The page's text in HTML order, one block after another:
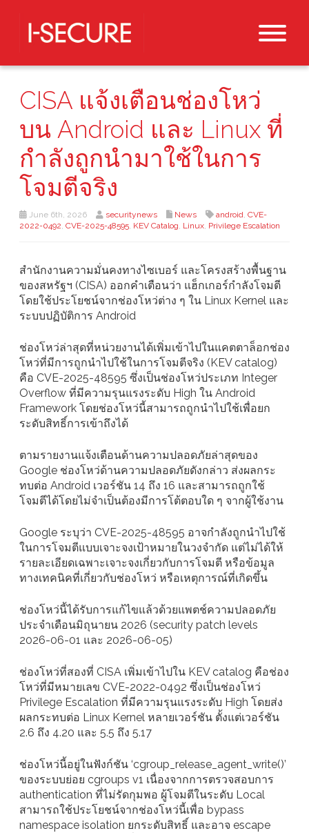
CISA แจ้งเตือนช่องโหว่
บน Android และ Linux ที่
กำลังถูกนำมาใช้ในการ
โจมตีจริง
June 6th, 2026 securitynews News android, CVE-
2022-0492, CVE-2025-48595, KEV Catalog, Linux, Privilege Escalation
สำนักงานความมั่นคงทางไซเบอร์ และโครงสร้างพื้นฐาน
ของสหรัฐฯ (CISA) ออกคำเตือนว่า แฮ็กเกอร์กำลังโจมตี
โดยใช้ประโยชน์จากช่องโหว่ต่าง ๆ ใน Linux Kernel และ
ระบบปฏิบัติการ Android
ช่องโหว่ล่าสุดที่หน่วยงานได้เพิ่มเข้าไปในแคตตาล็อกช่อง
โหว่ที่มีการถูกนำไปใช้ในการโจมตีจริง (KEV catalog)
คือ CVE-2025-48595 ซึ่งเป็นช่องโหว่ประเภท Integer
Overflow ที่มีความรุนแรงระดับ High ใน Android
Framework โดยช่องโหว่นี้สามารถถูกนำไปใช้เพื่อยก
ระดับสิทธิ์การเข้าถึงได้
ตามรายงานแจ้งเตือนด้านความปลอดภัยล่าสุดของ
Google ช่องโหว่ด้านความปลอดภัยดังกล่าว ส่งผลกระ
ทบต่อ Android เวอร์ชัน 14 ถึง 16 และสามารถถูกใช้
โจมตีได้โดยไม่จำเป็นต้องมีการโต้ตอบใด ๆ จากผู้ใช้งาน
Google ระบุว่า CVE-2025-48595 อาจกำลังถูกนำไปใช้
ในการโจมตีแบบเจาะจงเป้าหมายในวงจำกัด แต่ไม่ได้ให้
รายละเอียดเฉพาะเจาะจงเกี่ยวกับการโจมตี หรือข้อมูล
ทางเทคนิคที่เกี่ยวกับช่องโหว่ หรือเหตุการณ์ที่เกิดขึ้น
ช่องโหว่นี้ได้รับการแก้ไขแล้วด้วยแพตช์ความปลอดภัย
ประจำเดือนมิถุนายน 2026 (security patch levels
2026-06-01 และ 2026-06-05)
ช่องโหว่ที่สองที่ CISA เพิ่มเข้าไปใน KEV catalog คือช่อง
โหว่ที่มีหมายเลข CVE-2022-0492 ซึ่งเป็นช่องโหว่
Privilege Escalation ที่มีความรุนแรงระดับ High โดยส่ง
ผลกระทบต่อ Linux Kernel หลายเวอร์ชัน ตั้งแต่เวอร์ชัน
2.6 ถึง 4.20 และ 5.5 ถึง 5.17
ช่องโหว่นี้อยู่ในฟังก์ชัน ‘cgroup_release_agent_write()’
ของระบบย่อย cgroups v1 เนื่องจากการตรวจสอบการ
authentication ที่ไม่รัดกุมพอ ผู้โจมตีในระดับ Local
สามารถใช้ประโยชน์จากช่องโหว่นี้เพื่อ bypass
namespace isolation ยกระดับสิทธิ์ และอาจ escape